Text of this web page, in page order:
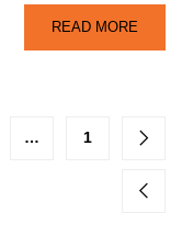
READ MORE
1
…